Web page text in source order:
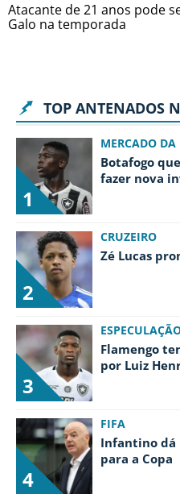
Atacante de 21 anos pode
Galo na temporada
TOP ANTENADOS
1
MERCADO DA
Botafogo
fazer nova
2
CRUZEIRO
Zé Lucas
3
Flamengo
por Luiz
4
FIFA
Infantino dá
para a Copa